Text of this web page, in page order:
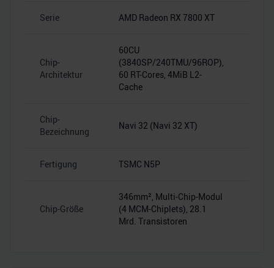
Serie AMD Radeon RX 7800 XT
Chip-
Architektur
60CU
(3840SP/240TMU/96ROP),
60 RT-Cores, 4MiB L2-
Cache
Chip-
Bezeichnung
Navi 32 (Navi 32 XT)
Fertigung TSMC N5P
Chip-Größe
346mm², Multi-Chip-Modul
(4 MCM-Chiplets), 28.1
Mrd. Transistoren